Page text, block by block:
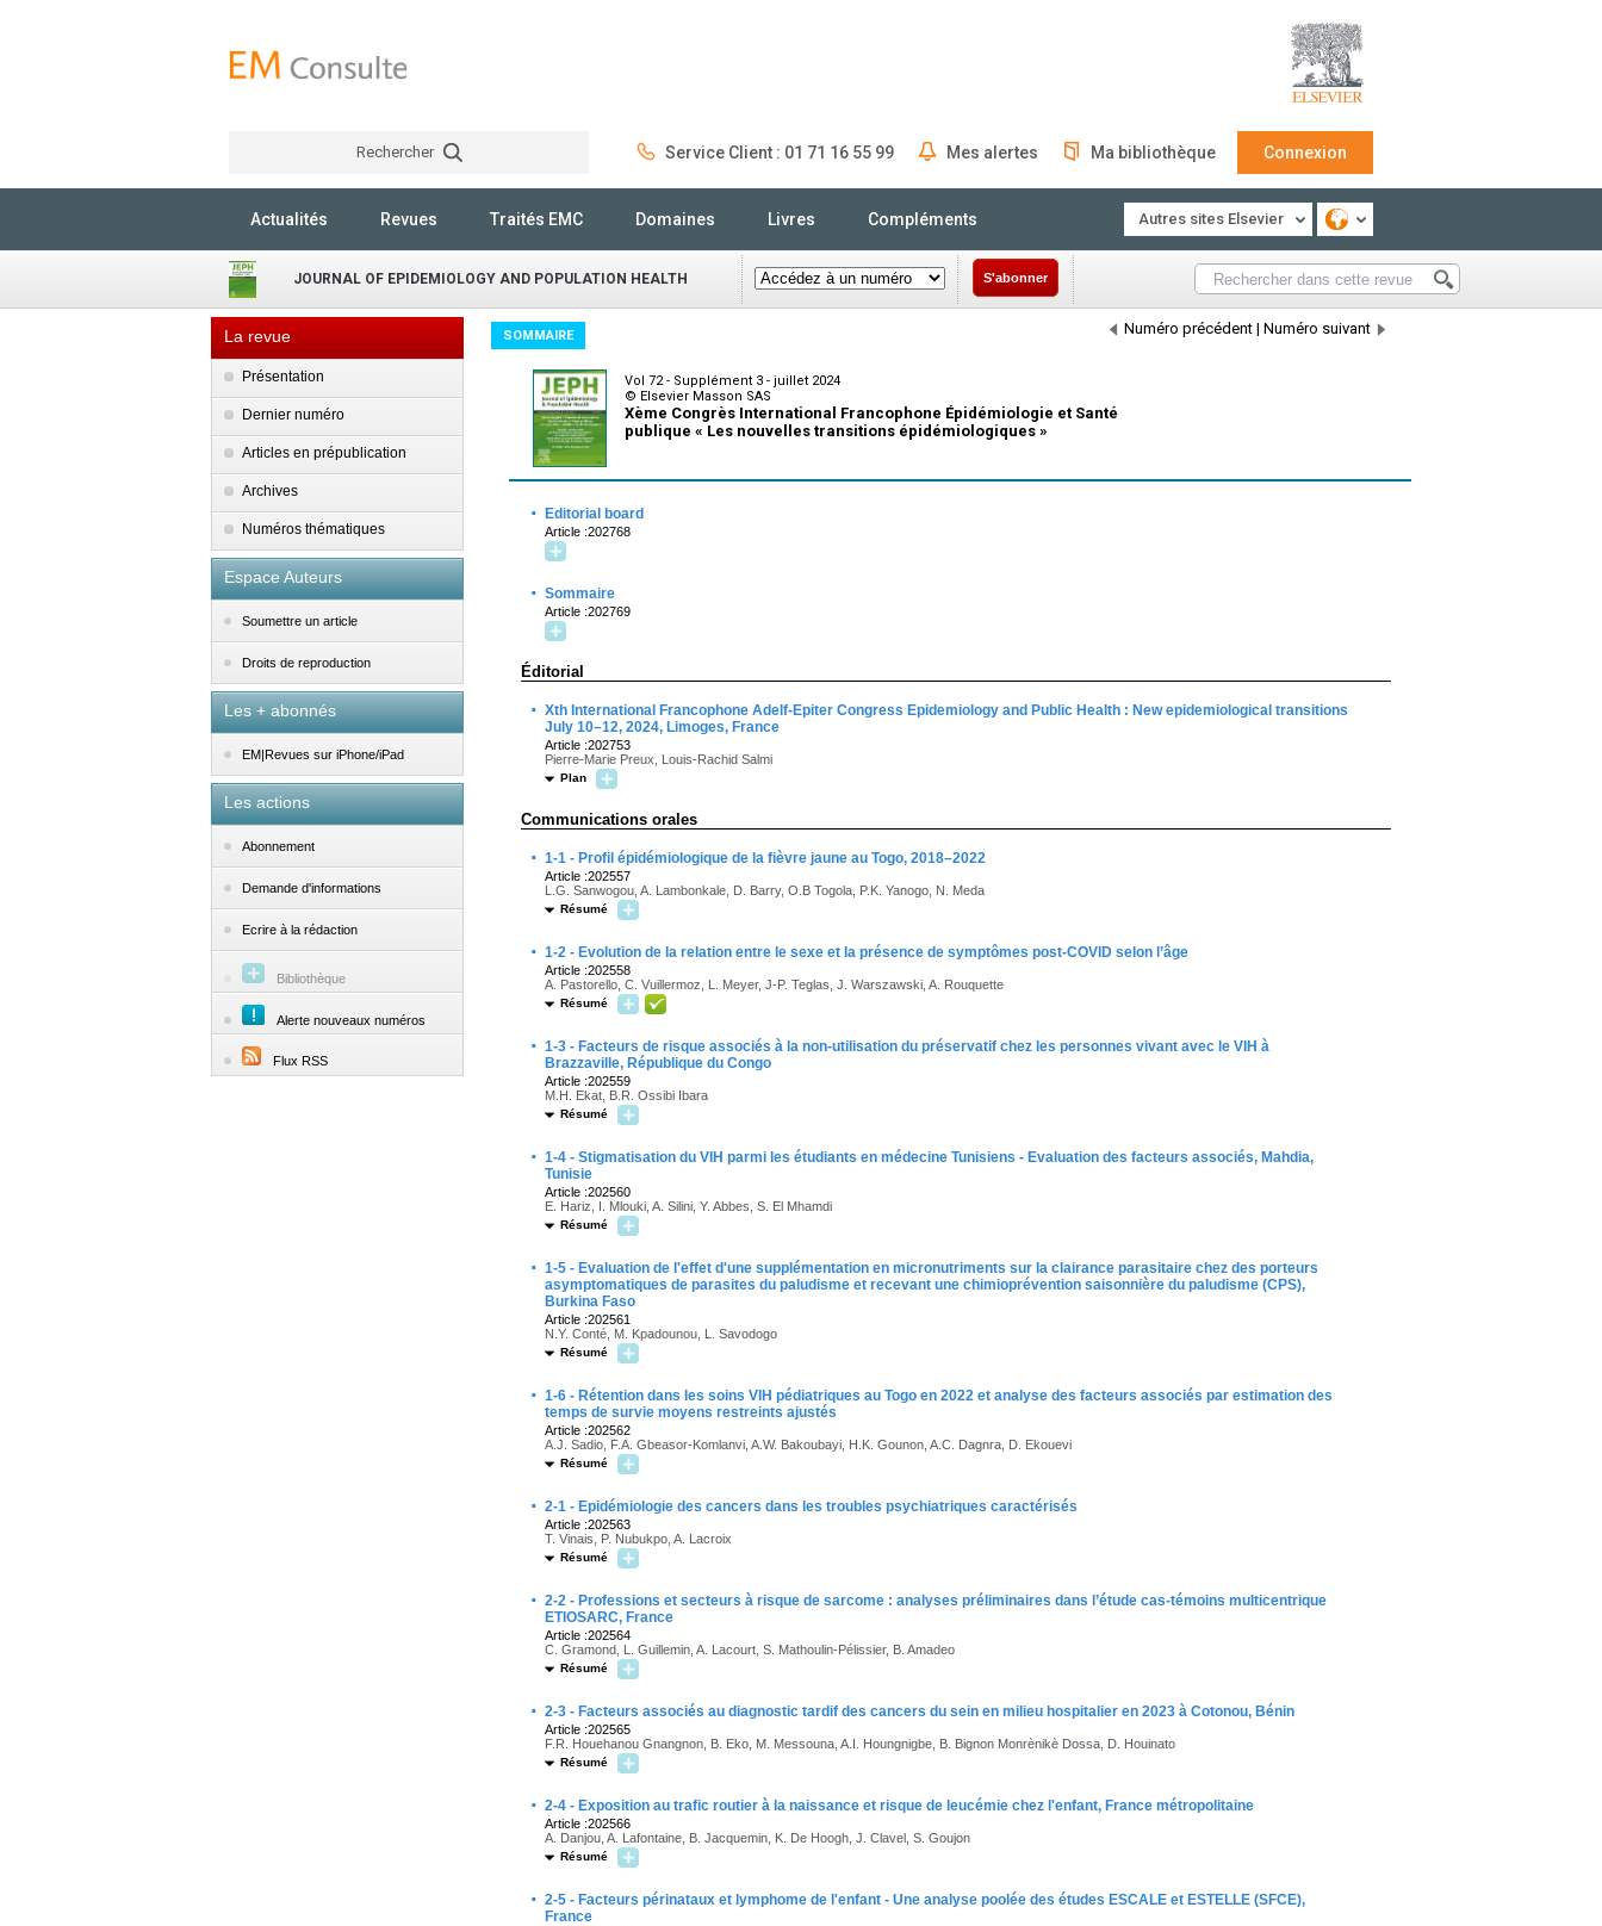
Rechercher Service Client : 01 71 16 55 99 Mes alertes Ma bibliothèque Connexion
Actualités Revues Traités EMC Domaines Livres Compléments Autres sites Elsevier
JOURNAL OF EPIDEMIOLOGY AND POPULATION HEALTH S'abonner
La revue
Présentation
Dernier numéro
Articles en prépublication
Archives
Numéros thématiques
Espace Auteurs
Soumettre un article
Droits de reproduction
Les + abonnés
EM|Revues sur iPhone/iPad
Les actions
Abonnement
Demande d'informations
Ecrire à la rédaction
Bibliothèque
Alerte nouveaux numéros
Flux RSS
SOMMAIRE Numéro précédent | Numéro suivant
Vol 72 - Supplément 3 - juillet 2024
© Elsevier Masson SAS
Xème Congrès International Francophone Épidémiologie et Santé
publique « Les nouvelles transitions épidémiologiques »
· Editorial board
Article :202768
· Sommaire
Article :202769
Éditorial
· Xth International Francophone Adelf-Epiter Congress Epidemiology and Public Health : New epidemiological transitions
July 10–12, 2024, Limoges, France
Article :202753
Pierre-Marie Preux, Louis-Rachid Salmi
Plan
Communications orales
· 1-1 - Profil épidémiologique de la fièvre jaune au Togo, 2018–2022
Article :202557
L.G. Sanwogou, A. Lambonkale, D. Barry, O.B Togola, P.K. Yanogo, N. Meda
Résumé
· 1-2 - Evolution de la relation entre le sexe et la présence de symptômes post-COVID selon l’âge
Article :202558
A. Pastorello, C. Vuillermoz, L. Meyer, J-P. Teglas, J. Warszawski, A. Rouquette
Résumé
· 1-3 - Facteurs de risque associés à la non-utilisation du préservatif chez les personnes vivant avec le VIH à
Brazzaville, République du Congo
Article :202559
M.H. Ekat, B.R. Ossibi Ibara
Résumé
· 1-4 - Stigmatisation du VIH parmi les étudiants en médecine Tunisiens - Evaluation des facteurs associés, Mahdia,
Tunisie
Article :202560
E. Hariz, I. Mlouki, A. Silini, Y. Abbes, S. El Mhamdi
Résumé
· 1-5 - Evaluation de l'effet d'une supplémentation en micronutriments sur la clairance parasitaire chez des porteurs
asymptomatiques de parasites du paludisme et recevant une chimioprévention saisonnière du paludisme (CPS),
Burkina Faso
Article :202561
N.Y. Conté, M. Kpadounou, L. Savodogo
Résumé
· 1-6 - Rétention dans les soins VIH pédiatriques au Togo en 2022 et analyse des facteurs associés par estimation des
temps de survie moyens restreints ajustés
Article :202562
A.J. Sadio, F.A. Gbeasor-Komlanvi, A.W. Bakoubayi, H.K. Gounon, A.C. Dagnra, D. Ekouevi
Résumé
· 2-1 - Epidémiologie des cancers dans les troubles psychiatriques caractérisés
Article :202563
T. Vinais, P. Nubukpo, A. Lacroix
Résumé
· 2-2 - Professions et secteurs à risque de sarcome : analyses préliminaires dans l’étude cas-témoins multicentrique
ETIOSARC, France
Article :202564
C. Gramond, L. Guillemin, A. Lacourt, S. Mathoulin-Pélissier, B. Amadeo
Résumé
· 2-3 - Facteurs associés au diagnostic tardif des cancers du sein en milieu hospitalier en 2023 à Cotonou, Bénin
Article :202565
F.R. Houehanou Gnangnon, B. Eko, M. Messouna, A.I. Houngnigbe, B. Bignon Monrènikè Dossa, D. Houinato
Résumé
· 2-4 - Exposition au trafic routier à la naissance et risque de leucémie chez l'enfant, France métropolitaine
Article :202566
A. Danjou, A. Lafontaine, B. Jacquemin, K. De Hoogh, J. Clavel, S. Goujon
Résumé
· 2-5 - Facteurs périnataux et lymphome de l'enfant - Une analyse poolée des études ESCALE et ESTELLE (SFCE),
France